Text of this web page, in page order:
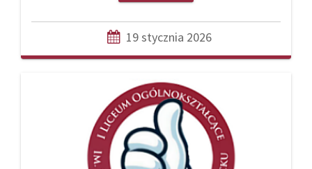
19 stycznia 2026